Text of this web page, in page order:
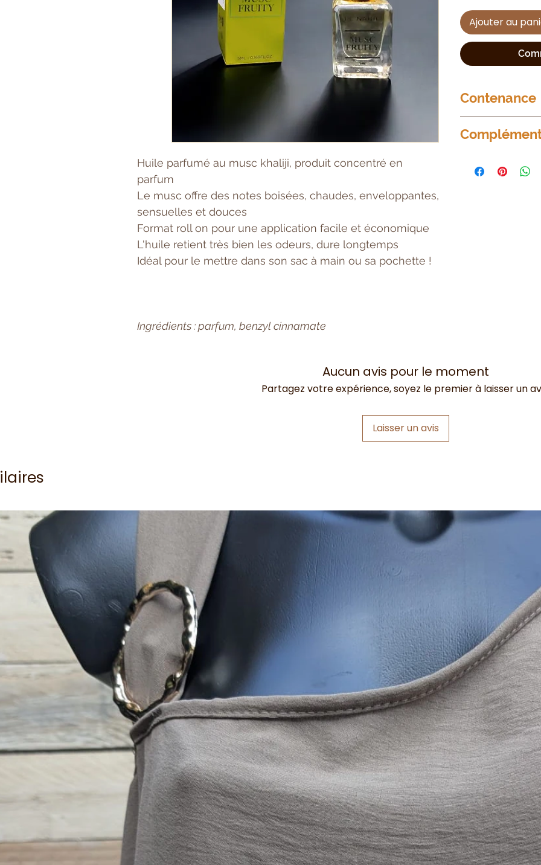
Huile parfumé au musc khaliji, produit concentré en
parfum
Le musc offre des notes boisées, chaudes, enveloppantes,
sensuelles et douces
Format roll on pour une application facile et économique
L'huile retient très bien les odeurs, dure longtemps
Idéal pour le mettre dans son sac à main ou sa pochette !
Ingrédients : parfum, benzyl cinnamate
Ajouter au
Contenance
Sans alcool
Aucun avis pour le moment
Partagez votre expérience, soyez le premier à laisser un
Laisser un avis